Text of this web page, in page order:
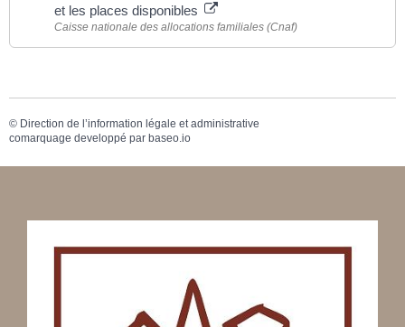
et les places disponibles
Caisse nationale des allocations familiales (Cnaf)
© Direction de l’information légale et administrative
comarquage developpé par baseo.io